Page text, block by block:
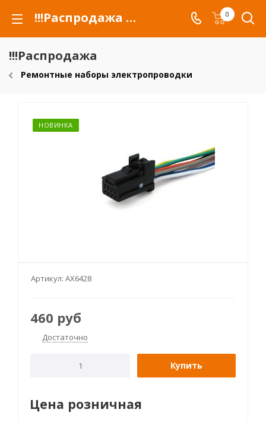
!!!Распродажа для автомобилей российских марок и сельхозтехники 0
!!!Распродажа
Ремонтные наборы электропроводки
НОВИНКА
Артикул: AX6428
460 руб
Достаточно
Купить
Цена розничная